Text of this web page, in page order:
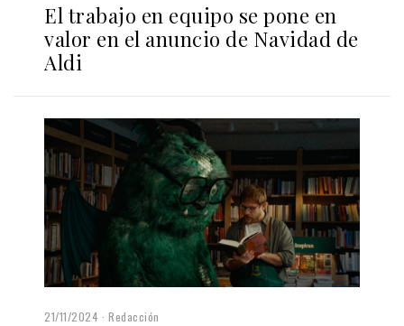
El trabajo en equipo se pone en
valor en el anuncio de Navidad de
Aldi
21/11/2024 Redacción